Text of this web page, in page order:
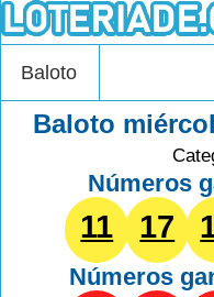
Baloto
Baloto
Números
11 17
Números